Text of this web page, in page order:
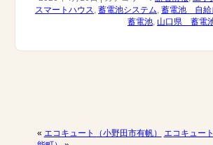
スマートハウス, 蓄電池システム, 蓄電池 自給
蓄電池, 山口県 蓄電
« エコキュート（小野田市有帆）
エコキュー